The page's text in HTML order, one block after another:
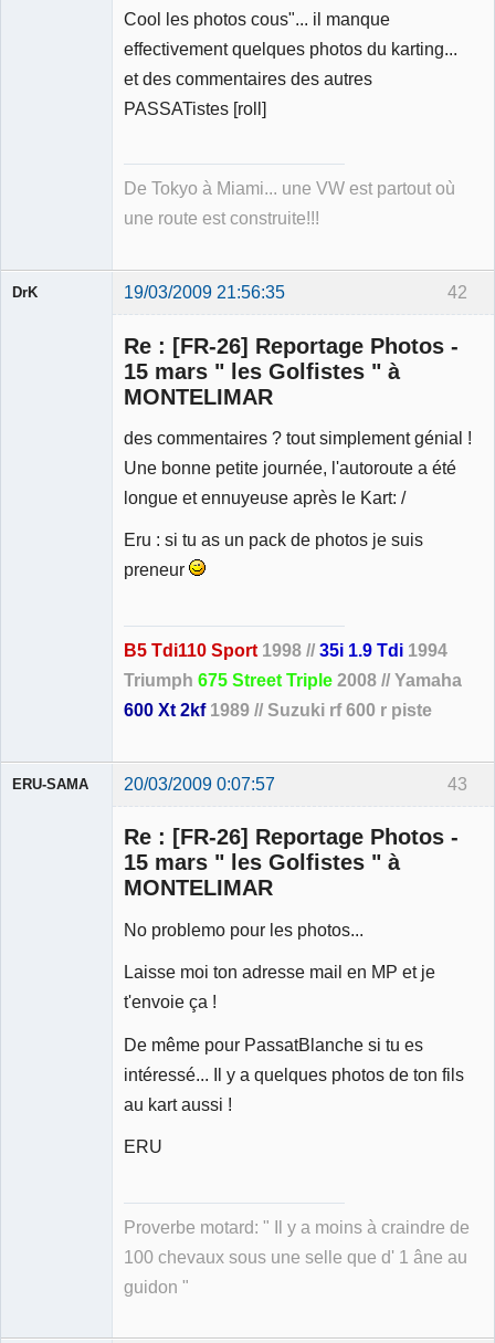
Cool les photos cous"... il manque
effectivement quelques photos du karting...
et des commentaires des autres
PASSATistes [roll]
De Tokyo à Miami... une VW est partout où
une route est construite!!!
42
DrK 19/03/2009 21:56:35
Re : [FR-26] Reportage Photos -
15 mars " les Golfistes " à
MONTELIMAR
des commentaires ? tout simplement génial !
Une bonne petite journée, l'autoroute a été
longue et ennuyeuse après le Kart: /
Eru : si tu as un pack de photos je suis
preneur
B5 Tdi110 Sport 1998 // 35i 1.9 Tdi 1994
Triumph 675 Street Triple 2008 // Yamaha
600 Xt 2kf1989 // Suzuki rf 600 r piste
43
ERU-SAMA 20/03/2009 0:07:57
Re : [FR-26] Reportage Photos -
15 mars " les Golfistes " à
MONTELIMAR
No problemo pour les photos...
Laisse moi ton adresse mail en MP et je
t'envoie ça !
De même pour PassatBlanche si tu es
intéressé... Il y a quelques photos de ton fils
au kart aussi !
ERU
Proverbe motard: " Il y a moins à craindre de
100 chevaux sous une selle que d' 1 âne au
guidon "